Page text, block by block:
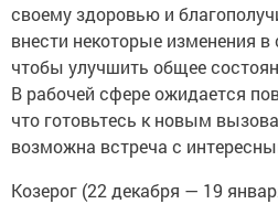
своему здоровью и
внести некоторые изменения
чтобы улучшить общее
В рабочей сфере ожидается
что готовьтесь к новым
возможна встреча с
Козерог (22 декабря — 19